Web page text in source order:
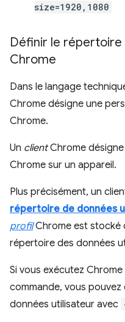
size=1920,1080
Définir le
Chrome
Dans le langage
Chrome désigne une
Chrome.
Un clientChrome désigne
Chrome sur un appareil.
Plus précisément, un
répertoire de données
profilChrome est stocké
répertoire des données
Si vous exécutez
commande, vous
données utilisateur avec